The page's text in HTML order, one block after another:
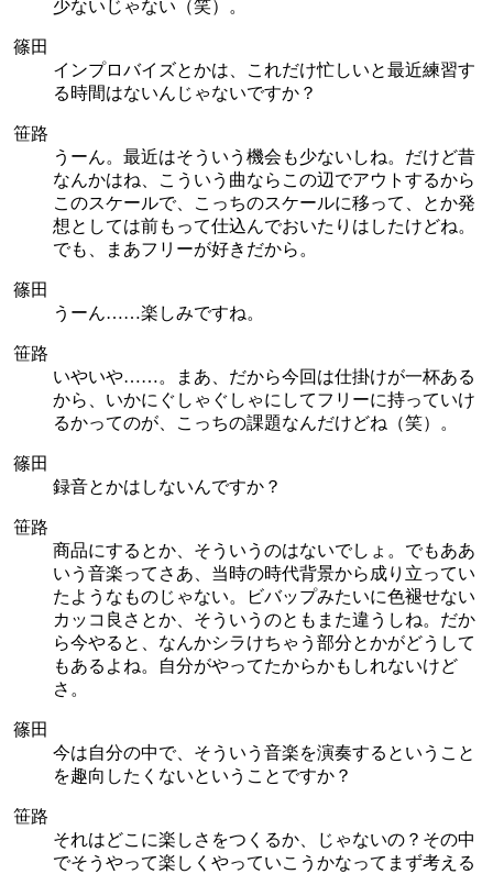
少ないじゃない（笑）。
篠田
インプロバイズとかは、これだけ忙しいと最近練習す
る時間はないんじゃないですか？
笹路
うーん。最近はそういう機会も少ないしね。だけど昔
なんかはね、こういう曲ならこの辺でアウトするから
このスケールで、こっちのスケールに移って、とか発
想としては前もって仕込んでおいたりはしたけどね。
でも、まあフリーが好きだから。
篠田
うーん……楽しみですね。
笹路
いやいや……。まあ、だから今回は仕掛けが一杯ある
から、いかにぐしゃぐしゃにしてフリーに持っていけ
るかってのが、こっちの課題なんだけどね（笑）。
篠田
録音とかはしないんですか？
笹路
商品にするとか、そういうのはないでしょ。でもああ
いう音楽ってさあ、当時の時代背景から成り立ってい
たようなものじゃない。ビバップみたいに色褪せない
カッコ良さとか、そういうのともまた違うしね。だか
ら今やると、なんかシラけちゃう部分とかがどうして
もあるよね。自分がやってたからかもしれないけど
さ。
篠田
今は自分の中で、そういう音楽を演奏するということ
を趣向したくないということですか？
笹路
それはどこに楽しさをつくるか、じゃないの？その中
でそうやって楽しくやっていこうかなってまず考える